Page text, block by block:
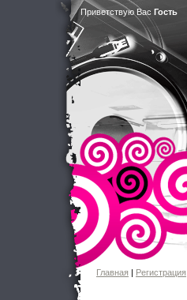
Приветствую Вас Гость
Главная | Регистрация